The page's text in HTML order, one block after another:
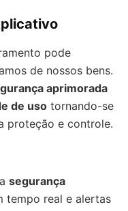
pode
de nossos bens.
aprimorada
de uso tornando-se
proteção e controle.
segurança
tempo real e alertas